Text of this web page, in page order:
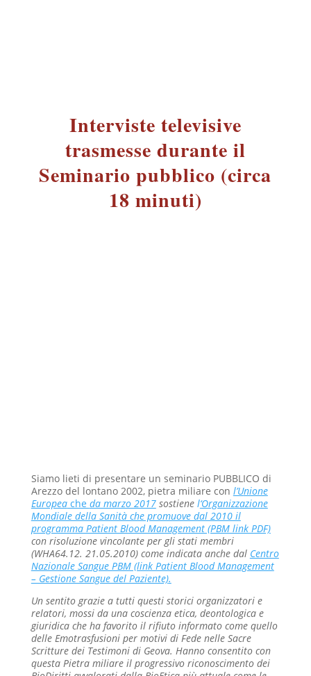
Interviste televisive
trasmesse durante il
Seminario pubblico (circa
18 minuti)
Siamo lieti di presentare un seminario PUBBLICO di
Arezzo del lontano 2002, pietra miliare con l’Unione
Europeache da marzo 2017sostienel‘Organizzazione
Mondiale della Sanità che promuove dal 2010 il
programma Patient Blood Management (PBM link PDF)
con risoluzione vincolante per gli stati membri
(WHA64.12. 21.05.2010) come indicata anche dal Centro
Nazionale Sangue PBM (link Patient Blood Management
– Gestione Sangue del Paziente).
Un sentito grazie a tutti questi storici organizzatori e
relatori, mossi da una coscienza etica, deontologica e
giuridica che ha favorito il rifiuto informato come quello
delle Emotrasfusioni per motivi di Fede nelle Sacre
Scritture dei Testimoni di Geova. Hanno consentito con
questa Pietra miliare il progressivo riconoscimento dei